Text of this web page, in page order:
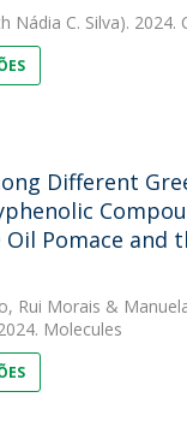
Nádia C. Silva). 2024.
Different
Oil Pomace and
, Rui Morais &
Molecules